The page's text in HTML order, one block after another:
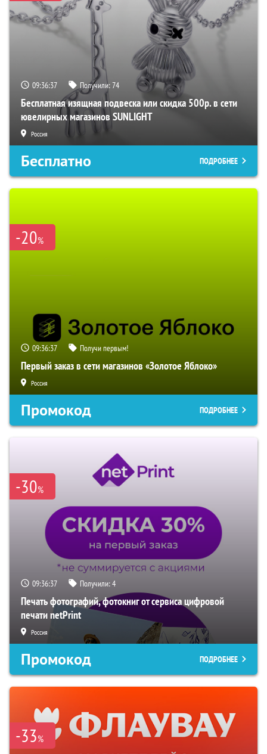
09:36:37 Получили:74
Бесплатная изящная подвеска или скидка 500р. в сети
ювелирных магазинов SUNLIGHT
Россия
Бесплатно ПОДРОБНЕЕ
-20%
09:36:37 Получи первым!
Первый заказ в сети магазинов «Золотое Яблоко»
Россия
Промокод ПОДРОБНЕЕ
-30%
09:36:37 Получили:4
Печать фотографий, фотокниг от сервиса цифровой
печати netPrint
Россия
Промокод ПОДРОБНЕЕ
-33%